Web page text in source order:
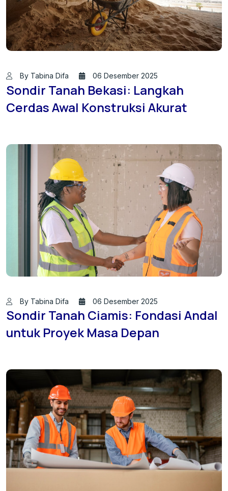
By Tabina Difa 06 Desember 2025
Sondir Tanah Bekasi: Langkah
Cerdas Awal Konstruksi Akurat
By Tabina Difa 06 Desember 2025
Sondir Tanah Ciamis: Fondasi Andal
untuk Proyek Masa Depan